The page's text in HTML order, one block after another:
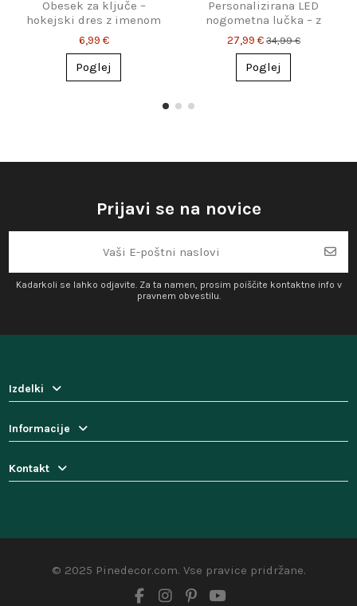
Obesek za ključe –
hokejski dres z imenom
in številko
6,99 €
Poglej
Personalizirana LED
nogometna lučka – z
imenom in številko po
tvoji izbiri
27,99 €34,99 €
Poglej
Prijavi se na novice
Kadarkoli se lahko odjavite. Za ta namen, prosim poiščite kontaktne info v
pravnem obvestilu.
Izdelki
Informacije
Kontakt
© 2025 Pinedecor.com. Vse pravice pridržane.